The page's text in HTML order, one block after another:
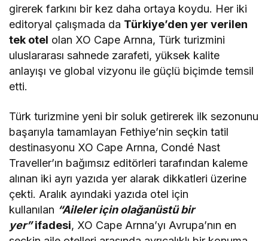
girerek farkını bir kez daha ortaya koydu. Her iki
editoryal çalışmada da Türkiye’den yer verilen
tek otel olan XO Cape Arnna, Türk turizmini
uluslararası sahnede zarafeti, yüksek kalite
anlayışı ve global vizyonu ile güçlü biçimde temsil
etti.
Türk turizmine yeni bir soluk getirerek ilk sezonunu
başarıyla tamamlayan Fethiye’nin seçkin tatil
destinasyonu XO Cape Arnna, Condé Nast
Traveller’ın bağımsız editörleri tarafından kaleme
alınan iki ayrı yazıda yer alarak dikkatleri üzerine
çekti. Aralık ayındaki yazıda otel için
kullanılan “Aileler için olağanüstü bir
yer”ifadesi, XO Cape Arnna’yı Avrupa’nın en